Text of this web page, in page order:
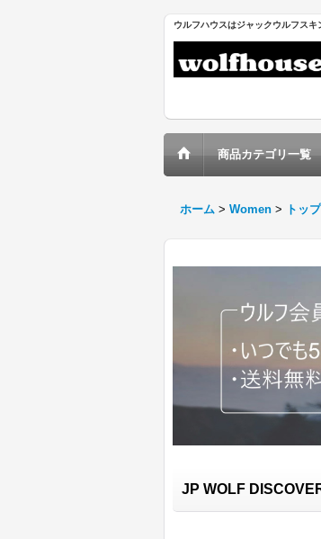
ウルフハウスはジャックウルフスキ
商品カテゴリ一覧
ホーム > Women > トッ
JP WOLF